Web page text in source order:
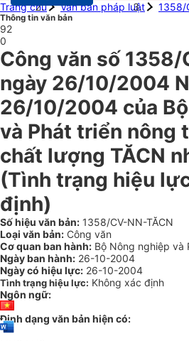
Trang chủ
Văn bản pháp luật 1358/
Thông tin văn bản
92
0
Công văn số 1358/
ngày 26/10/2004
26/10/2004 của
và Phát triển nông
chất lượng TĂCN
(Tình trạng hiệu
định)
Số hiệu văn bản: 1358/CV-NN-TĂCN
Loại văn bản: Công văn
Cơ quan ban hành: Bộ Nông nghiệp và
Ngày ban hành: 26-10-2004
Ngày có hiệu lực: 26-10-2004
Tình trạng hiệu lực: Không xác định
Ngôn ngữ:
Định dạng văn bản hiện có: